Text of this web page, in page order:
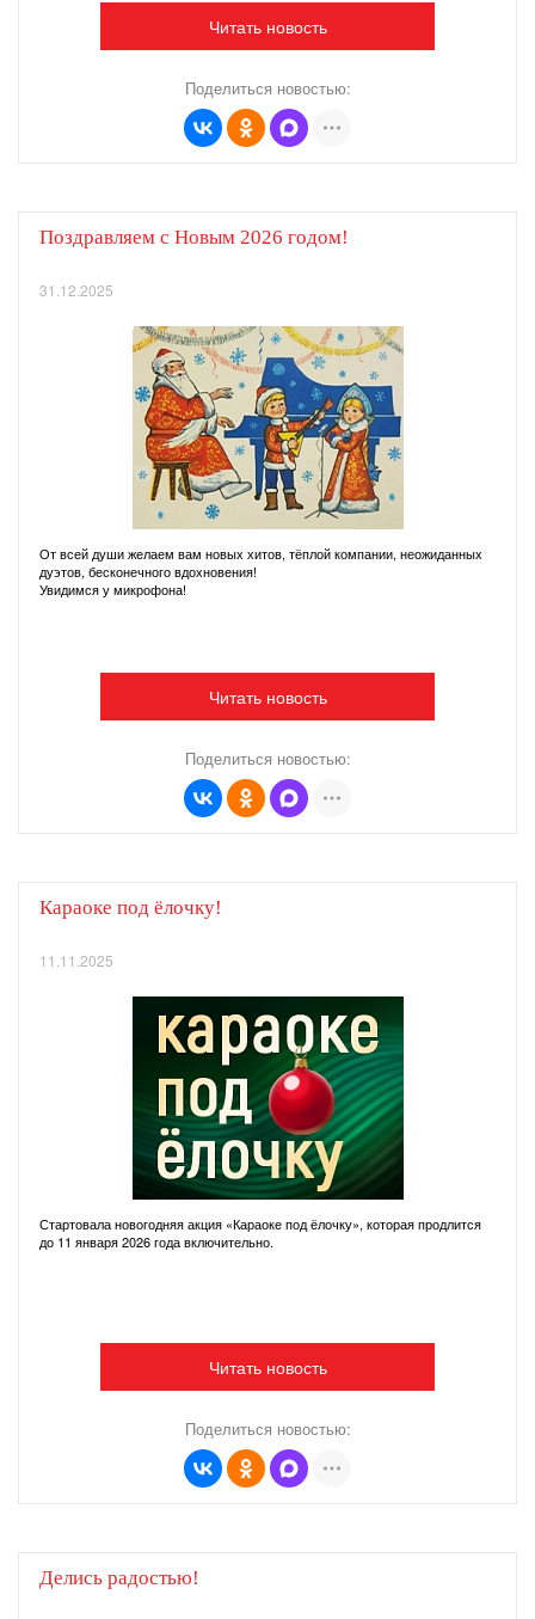
Читать новость
Поделиться новостью:
Поздравляем с Новым 2026 годом!
31.12.2025
От всей души желаем вам новых хитов, тёплой компании, неожиданных
дуэтов, бесконечного вдохновения!
Увидимся у микрофона!
Читать новость
Поделиться новостью:
Караоке под ёлочку!
11.11.2025
Стартовала новогодняя акция «Караоке под ёлочку», которая продлится
до 11 января 2026 года включительно.
Читать новость
Поделиться новостью:
Делись радостью!